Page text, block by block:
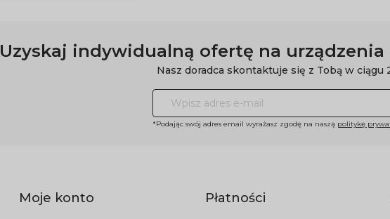
Uzyskaj indywidualną ofertę na urządzenia
Nasz doradca skontaktuje się z Tobą w ciągu
*Podając swój adres email wyrażasz zgodę na naszą politykę
Moje konto Płatności